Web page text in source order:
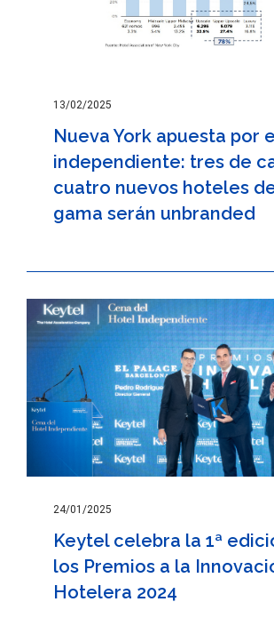
13/02/2025
Nueva York apuesta por
independiente: tres de
cuatro nuevos hoteles
gama serán unbranded
24/01/2025
Keytel celebra la 1ª
los Premios a la
Hotelera 2024